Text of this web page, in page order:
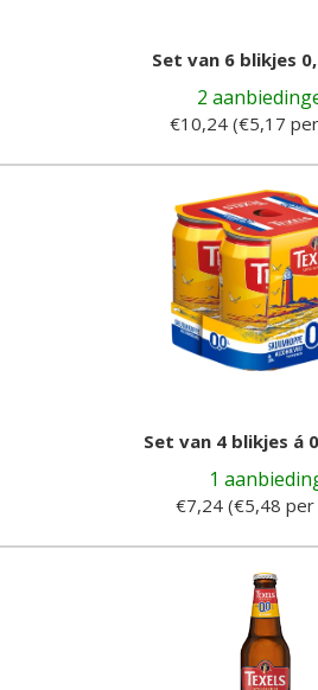
Set van 6 blikjes
2
€10,24 (€5,17
Set van 4 blikjes á
1
€7,24 (€5,48